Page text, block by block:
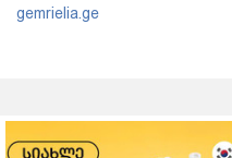
gemrielia.ge